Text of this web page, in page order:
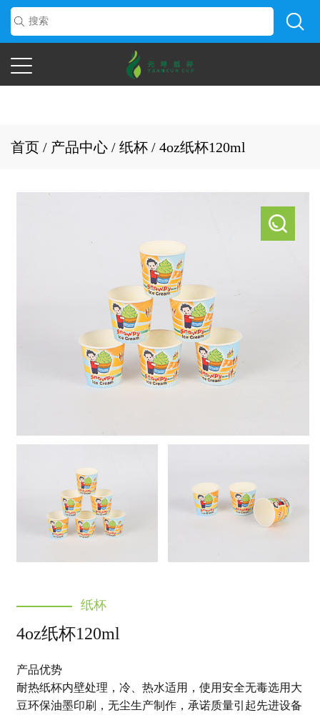
首页 / 产品中心 / 纸杯 / 4oz纸杯120ml
纸杯
4oz纸杯120ml
产品优势
耐热纸杯内壁处理，冷、热水适用，使用安全无毒选用大
豆环保油墨印刷，无尘生产制作，承诺质量引起先进设备